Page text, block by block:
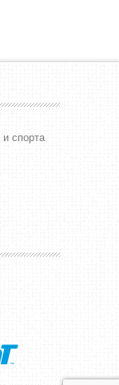
спорта